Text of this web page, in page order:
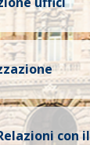
con